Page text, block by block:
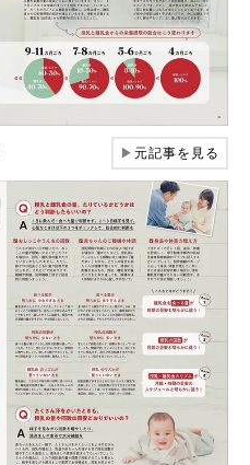
▶元記事を見る